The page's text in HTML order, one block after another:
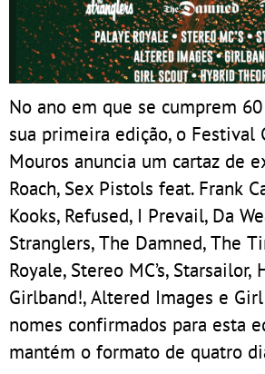
No ano em que se cumprem
sua primeira edição, o Festival
Mouros anuncia um cartaz de
Roach, Sex Pistols feat. Frank
Kooks, Refused, I Prevail, Da
Stranglers, The Damned, The
Royale, Stereo MC’s, Starsailor,
Girlband!, Altered Images e
nomes confirmados para esta
mantém o formato de quatro